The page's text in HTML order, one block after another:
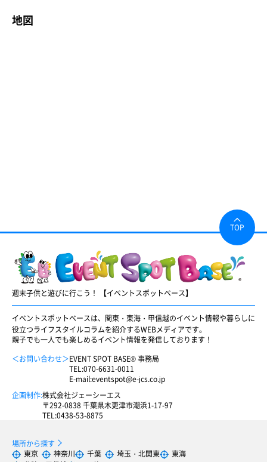
地図
週末子供と遊びに行こう！ 【イベントスポットベース】
イベントスポットベースは、関東・東海・甲信越のイベント情報や暮らしに
役立つライフスタイルコラムを紹介するWEBメディアです。
親子でも一人でも楽しめるイベント情報を発信しております！
＜お問い合わせ＞EVENT SPOT BASE® 事務局
TEL:070-6631-0011
E-mail:eventspot@e-jcs.co.jp
企画制作:株式会社ジェーシーエス
〒292-0838 千葉県木更津市潮浜1-17-97
TEL:0438-53-8875
場所から探す
東京
神奈川 千葉 埼玉・北関東
東海
TOP